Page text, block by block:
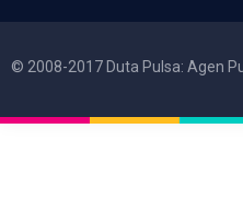
© 2008-2017 Duta Pulsa: Agen